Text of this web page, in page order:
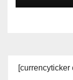
[currencyticker